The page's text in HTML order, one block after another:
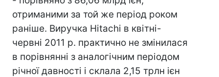
отриманими за той же період роком
раніше. Виручка Hitachi в квітні-
червні 2011 р. практично не змінилася
в порівнянні з аналогічним періодом
річної давності і склала 2,15 трлн ієн